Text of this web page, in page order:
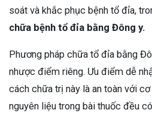
soát và khắc phục bệnh tổ đỉa,
chữa bệnh tổ đỉa bằng Đông y.
Phương pháp chữa tổ đỉa bằng
nhược điểm riêng. Ưu điểm dễ
cách chữa trị này là an toàn với
nguyên liệu trong bài thuốc đều